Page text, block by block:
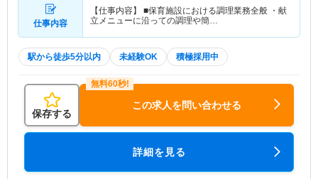
仕事内容
【仕事内容】 ■保育施設における調理業務全般 ・献
立メニューに沿っての調理や簡…
駅から徒歩5分以内 未経験OK 積極採用中
保存する
この求人を問い合わせる
詳細を見る